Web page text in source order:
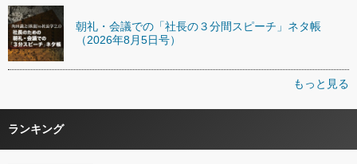
朝礼・会議での「社長の３分間スピーチ」ネタ帳
（2026年8月5日号）
もっと見る
ランキング